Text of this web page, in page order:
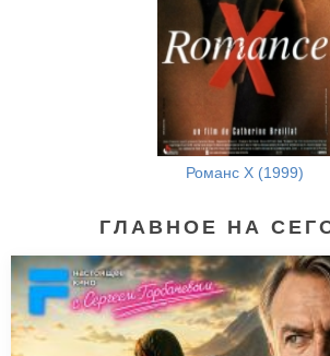
Романс Х (1999)
ГЛАВНОЕ НА